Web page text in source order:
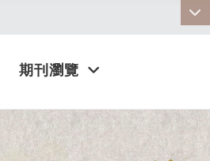
期刊瀏覽